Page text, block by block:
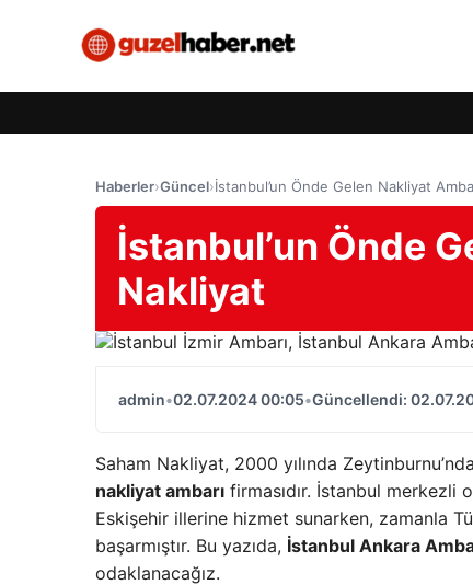
Haberler›Güncel›İstanbul’un Önde Gelen Nakliyat
İstanbul’un Önde
Nakliyat
admin•02.07.2024 00:05•Güncellendi:
Saham Nakliyat, 2000 yılında
nakliyat ambarı firmasıdır. İstanbul
Eskişehir illerine hizmet sunarken, zamanla
başarmıştır. Bu yazıda, İstanbul Ankara
odaklanacağız.